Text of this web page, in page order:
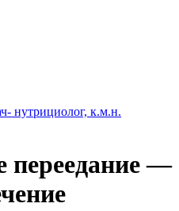
нутрициолог, к.м.н.
переедание —